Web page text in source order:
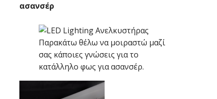
ασανσέρ
Παρακάτω θέλω να μοιραστώ μαζί
σας κάποιες γνώσεις για το
κατάλληλο φως για ασανσέρ.